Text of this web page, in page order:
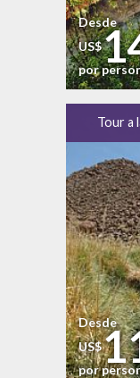
Desde
US$
por
Tour a
Desde
US$
por